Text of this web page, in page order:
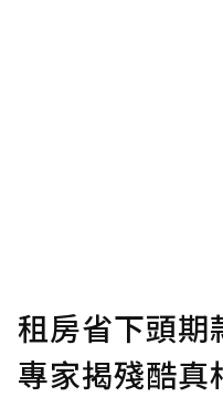
租房省下頭期
專家揭殘酷真